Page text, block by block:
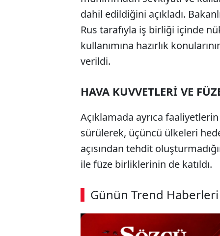
dahil edildiğini açıkladı.
Rus tarafıyla iş birliği içinde
kullanımına hazırlık
verildi.
HAVA KUVVETLERİ VE
Açıklamada ayrıca
sürülerek, üçüncü ülkeleri
açısından tehdit
ile füze birliklerinin de katıldı.
Günün Trend Haberleri